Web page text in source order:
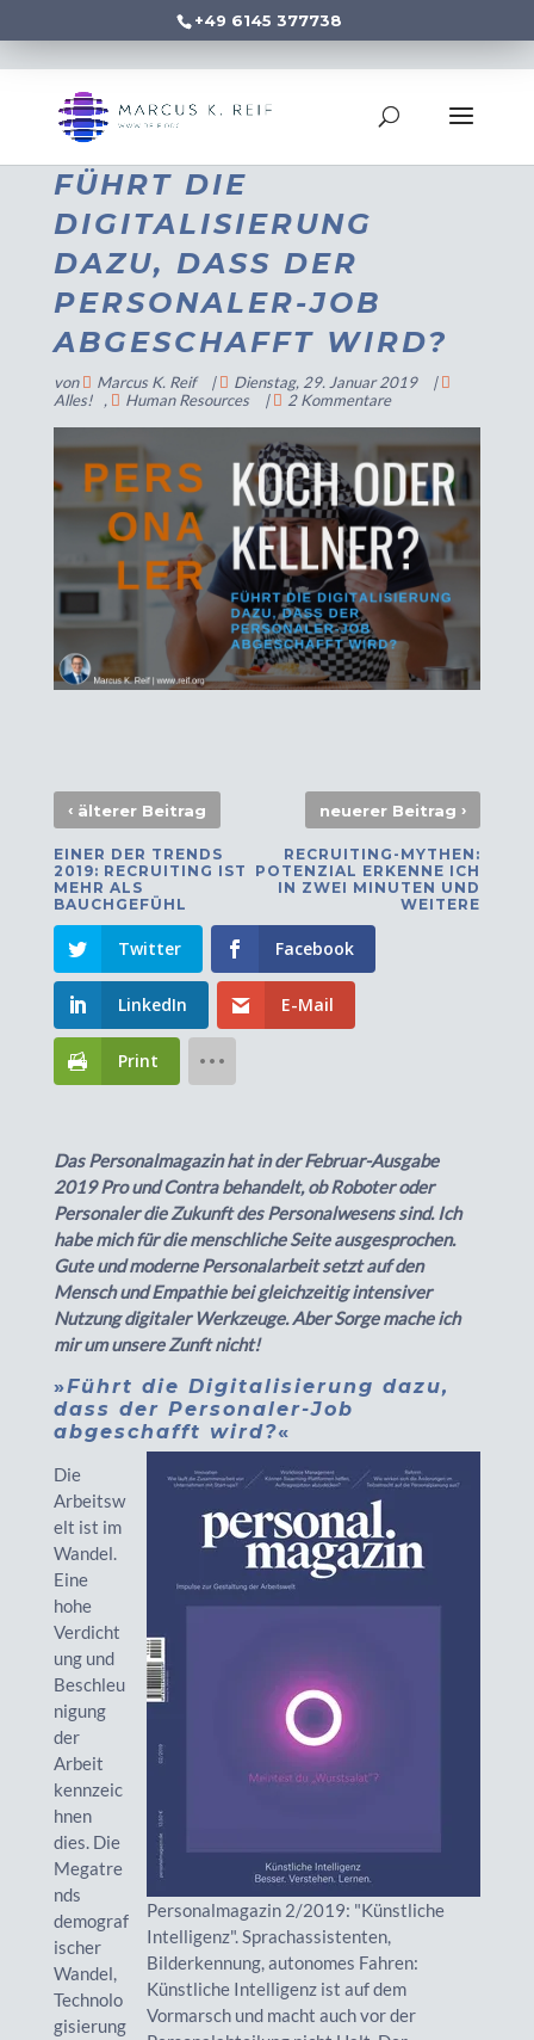
+49 6145 377738
FÜHRT DIE
DIGITALISIERUNG
DAZU, DASS DER
PERSONALER-JOB
ABGESCHAFFT WIRD?
von Marcus K. Reif | Dienstag, 29. Januar 2019
|
Alles!
, Human Resources | 2 Kommentare
‹älterer Beitrag
EINER DER TRENDS
2019: RECRUITING IST
MEHR ALS
BAUCHGEFÜHL
neuerer Beitrag›
RECRUITING-MYTHEN:
POTENZIAL ERKENNE ICH
IN ZWEI MINUTEN UND
WEITERE
Twitter Facebook
LinkedIn E-Mail
Print
Das Personalmagazin hat in der Februar-Ausgabe
2019 Pro und Contra behandelt, ob Roboter oder
Personaler die Zukunft des Personalwesens sind. Ich
habe mich für die menschliche Seite ausgesprochen.
Gute und moderne Personalarbeit setzt auf den
Mensch und Empathie bei gleichzeitig intensiver
Nutzung digitaler Werkzeuge. Aber Sorge mache ich
mir um unsere Zunft nicht!
»Führt die Digitalisierung dazu,
dass der Personaler-Job
abgeschafft wird?«
Personalmagazin 2/2019: "Künstliche
Intelligenz". Sprachassistenten,
Bilderkennung, autonomes Fahren:
Künstliche Intelligenz ist auf dem
Vormarsch und macht auch vor der
Die
Arbeitsw
elt ist im
Wandel.
Eine
hohe
Verdicht
ung und
Beschleu
nigung
der
Arbeit
kennzeic
hnen
dies. Die
Megatre
nds
demograf
ischer
Wandel,
Technolo
gisierung